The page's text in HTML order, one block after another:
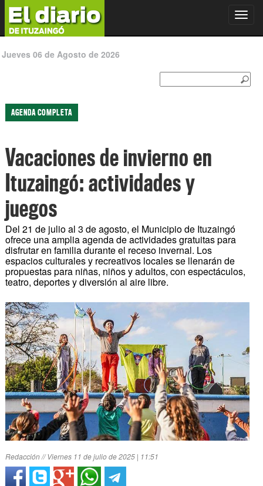
Jueves 06 de Agosto de 2026
AGENDA COMPLETA
Vacaciones de invierno en
Ituzaingó: actividades y
juegos
Del 21 de julio al 3 de agosto, el Municipio de Ituzaingó
ofrece una amplia agenda de actividades gratuitas para
disfrutar en familia durante el receso invernal. Los
espacios culturales y recreativos locales se llenarán de
propuestas para niñas, niños y adultos, con espectáculos,
teatro, deportes y diversión al aire libre.
Redacción // Viernes 11 de julio de 2025 | 11:51